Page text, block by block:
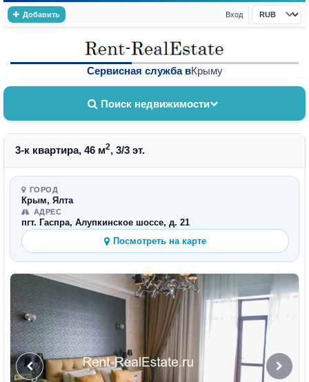
Добавить Вход
Валюта
Сервисная служба вКрыму
Поиск недвижимости
3-к квартира, 46 м2, 3/3 эт.
ГОРОД
Крым, Ялта
АДРЕС
пгт. Гаспра, Алупкинское шоссе, д. 21
Посмотреть на карте